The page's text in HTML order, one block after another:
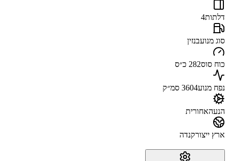
דלתות4
סוג מנועבנזין
כוח סוס282 כ״ס
נפח מנוע3604 סמ״ק
הנעהאחורית
ארץ ייצורקנדה